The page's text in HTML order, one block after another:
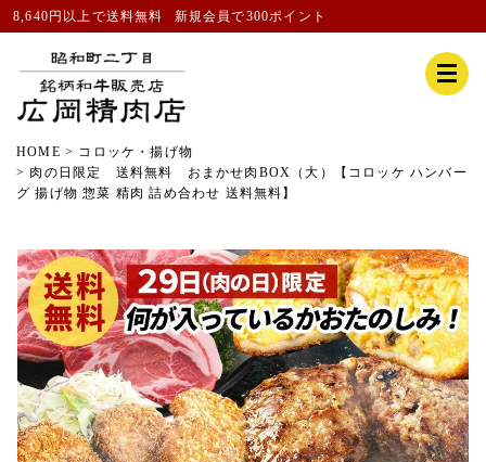
8,640円以上で送料無料 新規会員で300ポイント
HOME
コロッケ・揚げ物
肉の日限定 送料無料 おまかせ肉BOX（大）【コロッケ ハンバー
グ 揚げ物 惣菜 精肉 詰め合わせ 送料無料】